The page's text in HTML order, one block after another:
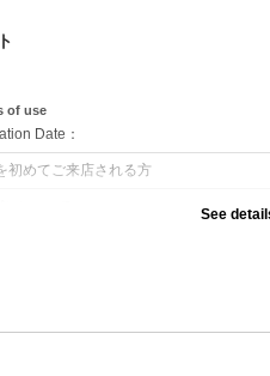
of use
Date：
初めてご来店される方
See